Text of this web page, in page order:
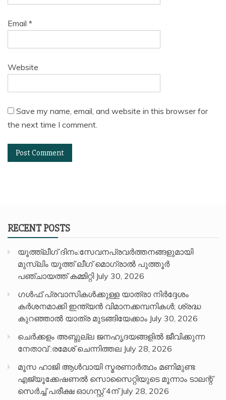
Email *
Website
Save my name, email, and website in this browser for
the next time I comment.
RECENT POSTS
യൂത്ത്ലീഗ് ദിനം:സേവനപ്രവർത്തനങ്ങളുമായി
മുസ്ലിം യൂത്ത് ലീഗ് മൊഗ്രാൽ പുത്തൂർ
പഞ്ചായത്ത് കമ്മിറ്റി July 30, 2026
ഗൾഫ് പ്രവാസികൾക്കുള്ള യാത്രാ നിർദ്ദേശം
കർശനമാക്കി ഇന്ത്യൻ വിമാനക്കമ്പനികൾ; ശ്രദ്ധ
കുറഞ്ഞാൽ യാത്ര മുടങ്ങിയേക്കാം July 30, 2026
ചെർക്കളം അബ്ദുല്ല ജനഹൃദയങ്ങളിൽ ജീവിക്കുന്ന
നേതാവ് :രമേശ് ചെന്നിത്തല July 28, 2026
മൂസ ഹാജി ആൾവായി സ്മരണാർത്ഥം മണിമുണ്ട
എജ്യൂക്കേഷണൽ സൊസൈറ്റിയുടെ മൂന്നാം ടാലന്റ്
സെർച്ച് പരീക്ഷ ഓഗസ്റ്റ് 4ന് July 28, 2026